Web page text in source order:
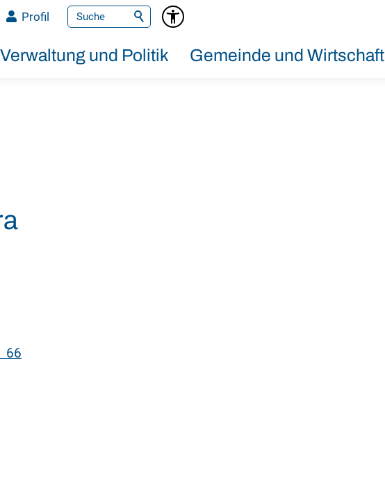
Verwaltung und Politik Gemeinde und Wirtschaft
Profil
66